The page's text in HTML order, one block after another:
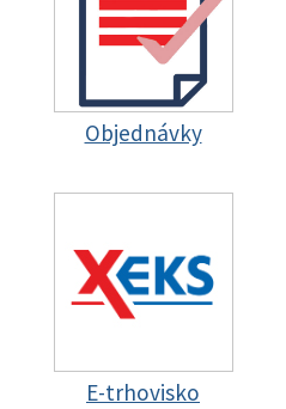
Objednávky
E-trhovisko